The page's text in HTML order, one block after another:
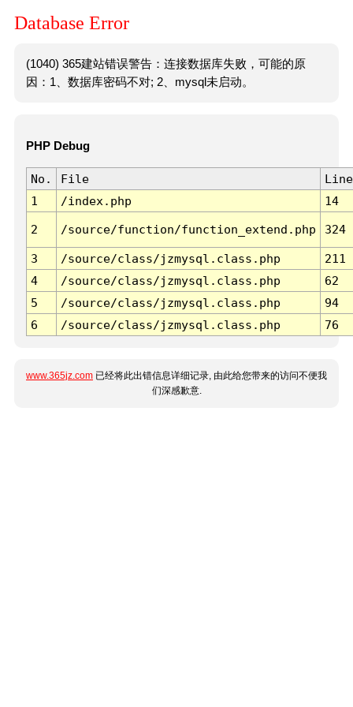
Database Error
(1040) 365建站错误警告：连接数据库失败，可能的原
因：1、数据库密码不对; 2、mysql未启动。
PHP Debug
No. File
Line
1
/index.php 14
2 /source/function/function_extend.php 324
3 /source/class/jzmysql.class.php
211
4
/source/class/jzmysql.class.php
62
5
/source/class/jzmysql.class.php
94
6
/source/class/jzmysql.class.php 76
www.365jz.com 已经将此出错信息详细记录, 由此给您带来的访问不便我
们深感歉意.